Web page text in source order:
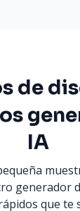
de
IA
generador
que te